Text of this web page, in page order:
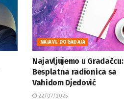
NAJAVE DOGAĐAJA
Najavljujemo u Gradačcu:
Besplatna radionica sa
Vahidom Djedović
22/07/2025